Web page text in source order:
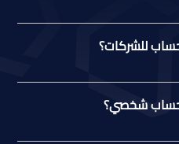
للشركات؟
حساب شخصي؟